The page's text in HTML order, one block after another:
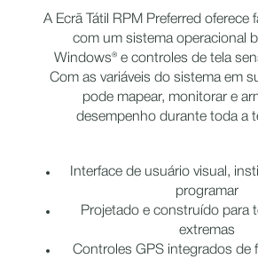
A Ecrã Tátil RPM Preferred oferece
com um sistema operacional
Windows® e controles de tela
Com as variáveis do sistema em
pode mapear, monitorar e
desempenho durante toda a
Interface de usuário visual,
programar
Projetado e construído para
extremas
Controles GPS integrados de